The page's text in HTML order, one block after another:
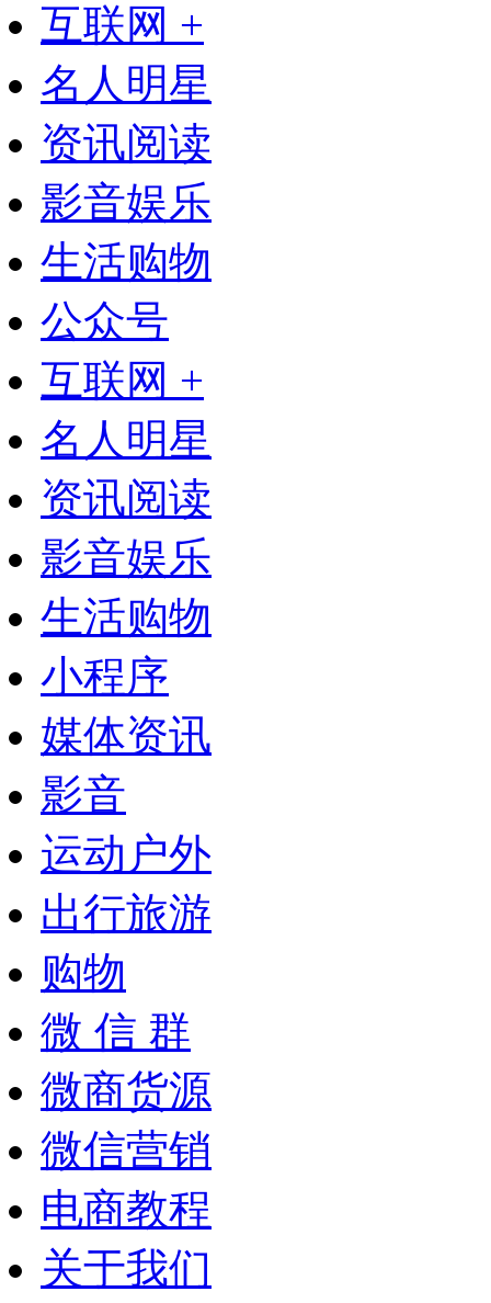
互联网 +
名人明星
资讯阅读
影音娱乐
生活购物
公众号
互联网 +
名人明星
资讯阅读
影音娱乐
生活购物
小程序
媒体资讯
影音
运动户外
出行旅游
购物
微 信 群
微商货源
微信营销
电商教程
关于我们